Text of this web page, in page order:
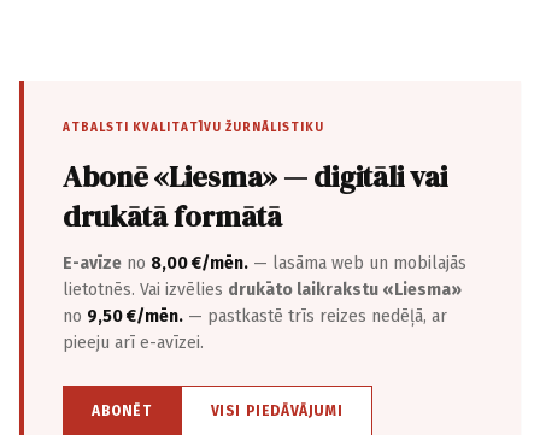
ATBALSTI KVALITATĪVU ŽURNĀLISTIKU
Abonē «Liesma» — digitāli vai
drukātā formātā
E-avīze no 8,00 €/mēn. — lasāma web un mobilajās
lietotnēs. Vai izvēlies drukāto laikrakstu «Liesma»
no 9,50 €/mēn. — pastkastē trīs reizes nedēļā, ar
pieeju arī e-avīzei.
ABONĒT VISI PIEDĀVĀJUMI